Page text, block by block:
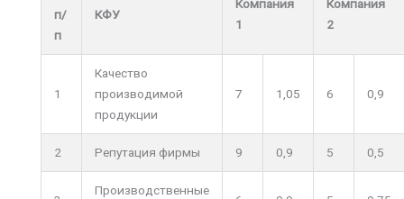
п/
п
КФУ
Компания
1
Компания
2
1
Качество
производимой
продукции
7 1,05 6 0,9
2 Репутация фирмы 9 0,9 5 0,5
Производственные